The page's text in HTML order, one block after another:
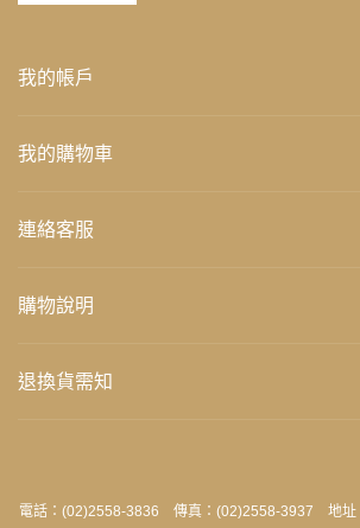
我的帳戶
我的購物車
連絡客服
購物說明
退換貨需知
電話：(02)2558-3836 傳真：(02)2558-3937 地址